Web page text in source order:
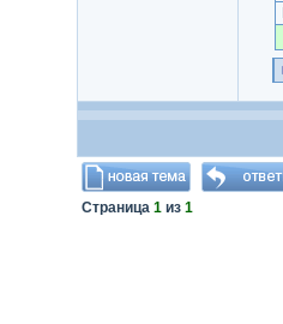
Страница 1из 1